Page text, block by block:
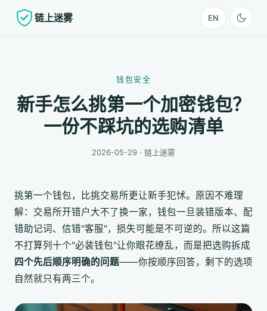
链上迷雾 EN
钱包安全
新手怎么挑第一个加密钱包？
一份不踩坑的选购清单
2026-05-29 · 链上迷雾
挑第一个钱包，比挑交易所更让新手犯怵。原因不难理
解：交易所开错户大不了换一家，钱包一旦装错版本、配
错助记词、信错"客服"，损失可能是不可逆的。所以这篇
不打算列十个"必装钱包"让你眼花缭乱，而是把选购拆成
四个先后顺序明确的问题——你按顺序回答，剩下的选项
自然就只有两三个。